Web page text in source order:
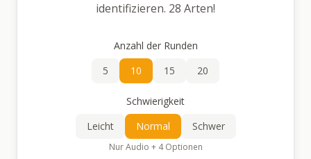
identifizieren. 28 Arten!
Anzahl der Runden
5
10 15 20
Schwierigkeit
Leicht
Normal Schwer
Nur Audio + 4 Optionen